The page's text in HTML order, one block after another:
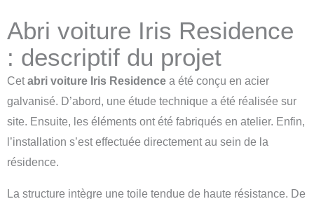
Abri voiture Iris Residence
: descriptif du projet
Cetabri voiture Iris Residence a été conçu en acier
galvanisé. D’abord, une étude technique a été réalisée sur
site. Ensuite, les éléments ont été fabriqués en atelier. Enfin,
l’installation s’est effectuée directement au sein de la
résidence.
La structure intègre une toile tendue de haute résistance. De